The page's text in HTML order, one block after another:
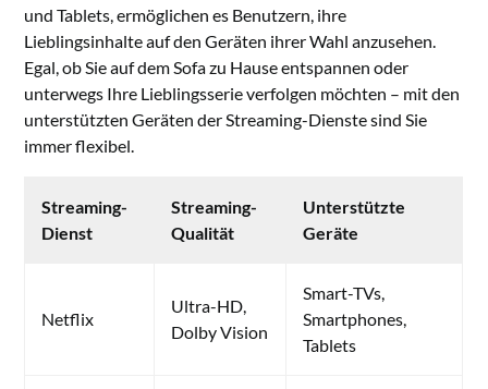
und Tablets, ermöglichen es Benutzern, ihre
Lieblingsinhalte auf den Geräten ihrer Wahl anzusehen.
Egal, ob Sie auf dem Sofa zu Hause entspannen oder
unterwegs Ihre Lieblingsserie verfolgen möchten – mit den
unterstützten Geräten der Streaming-Dienste sind Sie
immer flexibel.
Streaming-
Dienst
Streaming-
Qualität
Unterstützte
Geräte
Netflix
Ultra-HD,
Dolby Vision
Smart-TVs,
Smartphones,
Tablets